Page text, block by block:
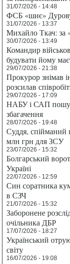
31/07/2026 - 14:48
ФСБ «шиє»
31/07/2026 - 13:37
Михайло Ткач: за
30/07/2026 - 13:49
Командир
будувати йому
29/07/2026 - 21:38
Прокурор знімав
розсилав
29/07/2026 - 17:09
НАБУ і САП
збагачення
28/07/2026 - 19:48
Суддя, спійманий
млн грн для ЗСУ
23/07/2026 - 15:32
Болгарський
Україні
22/07/2026 - 12:59
Син соратника
в СЗЧ
21/07/2026 - 15:32
Заборонене
очільника ДБР
17/07/2026 - 18:27
Український
світу
16/07/2026 - 19:08